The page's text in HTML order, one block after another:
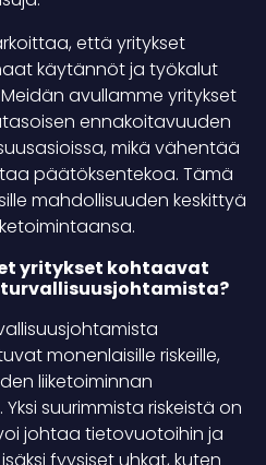
että yritykset
käytännöt ja työkalut
avullamme yritykset
ennakoitavuuden
mikä vähentää
päätöksentekoa. Tämä
mahdollisuuden keskittyä
yritykset kohtaavat
monenlaisille riskeille,
liiketoiminnan
suurimmista riskeistä on
johtaa tietovuotoihin ja